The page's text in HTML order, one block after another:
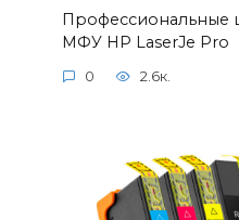
Профессиональные
МФУ HP LaserJe Pro
0 2.6к.